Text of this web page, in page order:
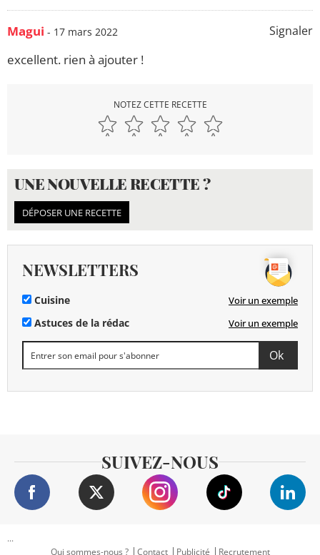
Signaler
Magui - 17 mars 2022
excellent. rien à ajouter !
NOTEZ CETTE RECETTE
UNE NOUVELLE RECETTE ?
DÉPOSER UNE RECETTE
NEWSLETTERS
Cuisine Voir un exemple
Astuces de la rédac Voir un exemple
SUIVEZ-NOUS
...
Qui sommes-nous ?
Contact Publicité Recrutement